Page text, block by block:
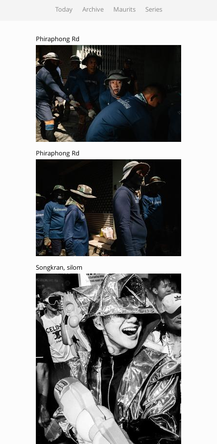
Today Archive Maurits Series
Phiraphong Rd
Phiraphong Rd
Songkran, silom